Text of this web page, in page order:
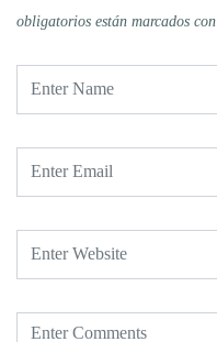
obligatorios están marcados con